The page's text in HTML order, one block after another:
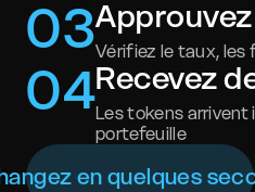
03Vérifiez le taux, les
04Recevez
Les tokens
portefeuille
en quelques